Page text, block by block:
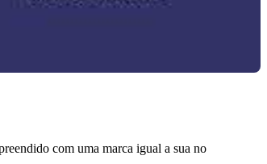
com uma marca igual a sua no